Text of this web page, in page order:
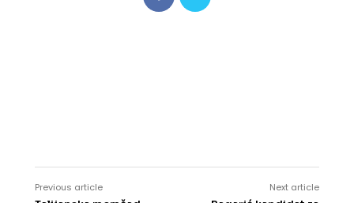
Previous article Next article